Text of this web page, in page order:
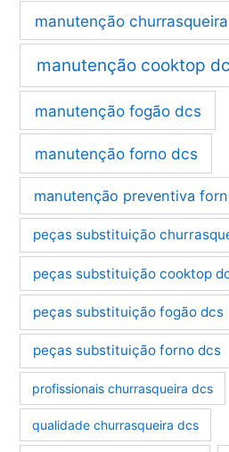
manutenção
manutenção cooktop
manutenção fogão dcs
manutenção forno dcs
manutenção preventiva
peças substituição
peças substituição cooktop
peças substituição fogão dcs
peças substituição forno dcs
profissionais churrasqueira dcs
qualidade churrasqueira dcs